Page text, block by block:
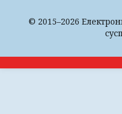
© 2015–2026